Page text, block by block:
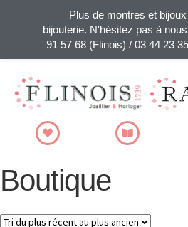
Boutique
Plus de montres et
bijouterie. N'hésitez pas à
91 57 68 (Flinois) / 03 44 23